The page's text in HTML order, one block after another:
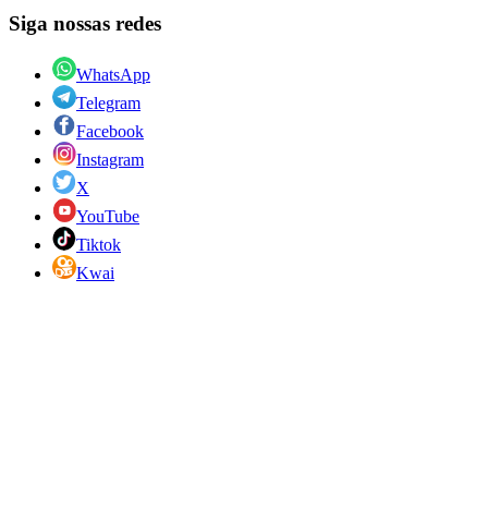
Siga nossas redes
WhatsApp
Telegram
Facebook
Instagram
X
YouTube
Tiktok
Kwai